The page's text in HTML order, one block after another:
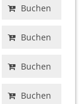
Buchen
Buchen
Buchen
Buchen